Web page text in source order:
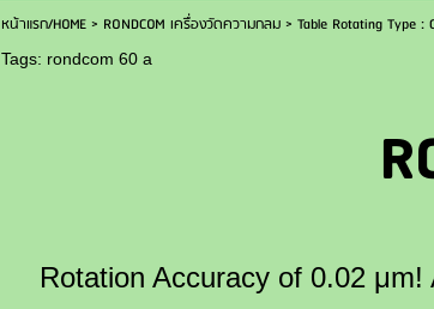
หน้าแรก/HOME> RONDCOM เครื่องวัดความกลม> Table Rotating Type :
Tags: rondcom 60 a
Rotation Accuracy of 0.02